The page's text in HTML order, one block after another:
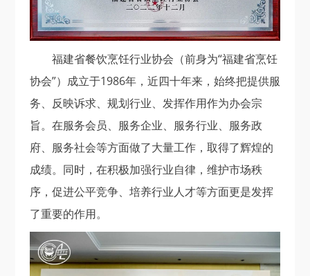
福建省餐饮烹饪行业协会（前身为“福建省烹饪
协会”）成立于1986年，近四十年来，始终把提供服
务、反映诉求、规划行业、发挥作用作为办会宗
旨。在服务会员、服务企业、服务行业、服务政
府、服务社会等方面做了大量工作，取得了辉煌的
成绩。同时，在积极加强行业自律，维护市场秩
序，促进公平竞争、培养行业人才等方面更是发挥
了重要的作用。